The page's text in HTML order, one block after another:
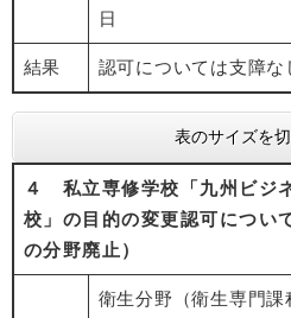
日
結果 認可については支障な
表のサイズを
４ 私立専修学校「九州ビジ
校」の目的の変更認可につい
の分野廃止）
衛生分野（衛生専門課